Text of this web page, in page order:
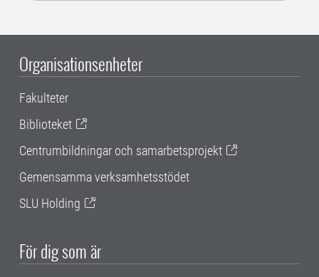
Organisationsenheter
Fakulteter
Biblioteket
Centrumbildningar och samarbetsprojekt
Gemensamma verksamhetsstödet
SLU Holding
För dig som är